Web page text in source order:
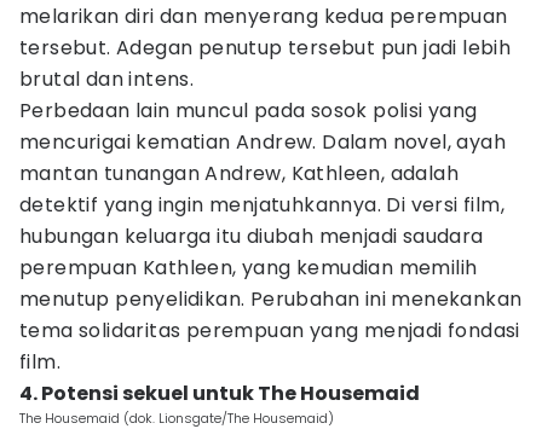
melarikan diri dan menyerang kedua perempuan
tersebut. Adegan penutup tersebut pun jadi lebih
brutal dan intens.
Perbedaan lain muncul pada sosok polisi yang
mencurigai kematian Andrew. Dalam novel, ayah
mantan tunangan Andrew, Kathleen, adalah
detektif yang ingin menjatuhkannya. Di versi film,
hubungan keluarga itu diubah menjadi saudara
perempuan Kathleen, yang kemudian memilih
menutup penyelidikan. Perubahan ini menekankan
tema solidaritas perempuan yang menjadi fondasi
film.
4. Potensi sekuel untuk The Housemaid
The Housemaid (dok. Lionsgate/The Housemaid)